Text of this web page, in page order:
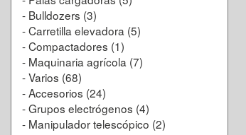
- Bulldozers (3)
-Carretilla elevadora (5)
-Compactadores (1)
- Maquinaria agrícola (7)
-Varios (68)
-Accesorios (24)
-Grupos electrógenos (4)
- Manipulador telescópico (2)